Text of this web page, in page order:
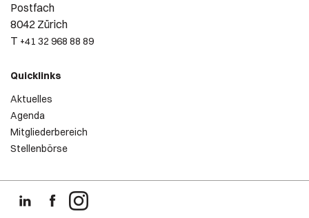
Postfach
8042 Zürich
T +41 32 968 88 89
Quicklinks
Aktuelles
Agenda
Mitgliederbereich
Stellenbörse